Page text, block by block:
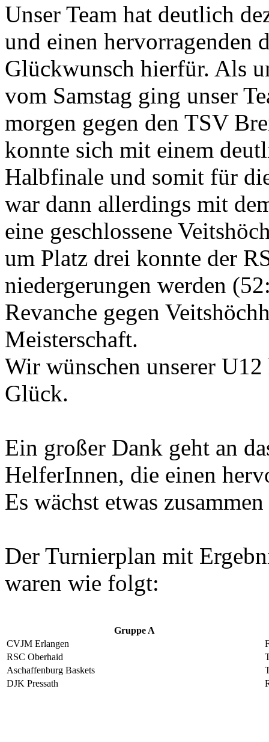
Unser Team hat deutlich
und einen hervorragenden
Glückwunsch hierfür. Als
vom Samstag ging unser
morgen gegen den TSV
konnte sich mit einem
Halbfinale und somit für
war dann allerdings mit
eine geschlossene
um Platz drei konnte der
niedergerungen werden
Revanche gegen
Meisterschaft.
Wir wünschen unserer
Glück.
Ein großer Dank geht an
HelferInnen, die einen
Es wächst etwas
Der Turnierplan mit
waren wie folgt:
Gruppe A
CVJM Erlangen
RSC Oberhaid
Aschaffenburg Baskets
DJK Pressath